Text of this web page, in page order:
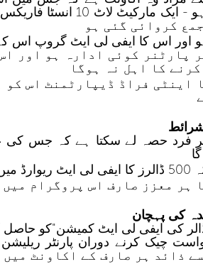
کروائی گئی ہو
پارٹنر کوئی ادارہ ہو اور
کا اہل نہ ہوگا
اینٹی فراڈ ڈیپارٹمنٹ اس
کی
ہر معزز صارف اس پروگرام
کی پہچان
چیک کرنے دوران پارنٹر